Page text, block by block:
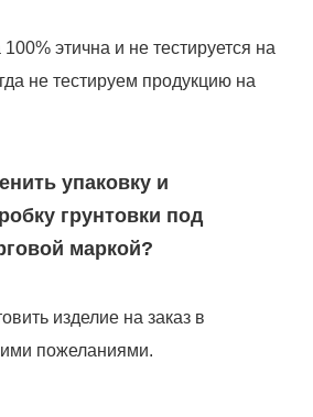
этична и не тестируется на
не тестируем продукцию на
упаковку и
грунтовки под
маркой?
изделие на заказ в
пожеланиями.